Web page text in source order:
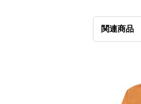
関連商品